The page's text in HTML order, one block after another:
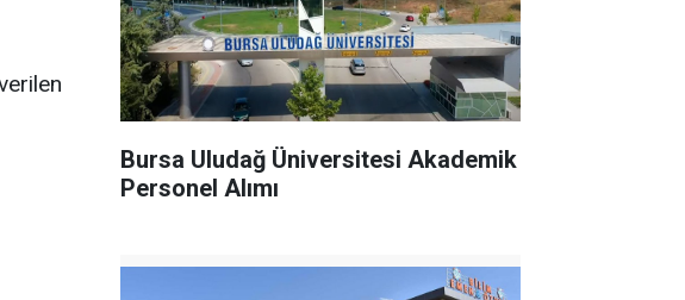
Bursa Uludağ Üniversitesi Akademik
Personel Alımı